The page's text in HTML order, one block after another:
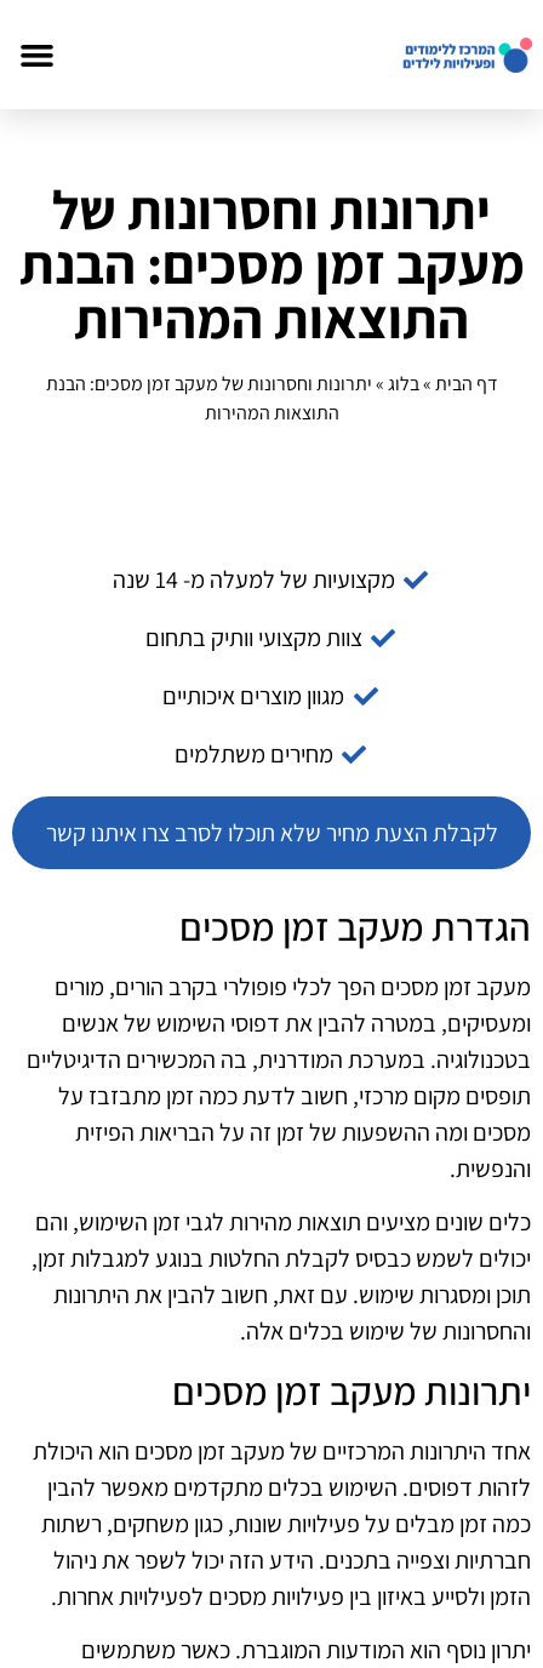
יתרונות וחסרונות של
מעקב זמן מסכים: הבנת
התוצאות המהירות
דף הבית»בלוג»יתרונות וחסרונות של מעקב זמן מסכים: הבנת
התוצאות המהירות
מקצועיות של למעלה מ- 14 שנה
צוות מקצועי וותיק בתחום
מגוון מוצרים איכותיים
מחירים משתלמים
לקבלת הצעת מחיר שלא תוכלו לסרב צרו איתנו קשר
הגדרת מעקב זמן מסכים
מעקב זמן מסכים הפך לכלי פופולרי בקרב הורים, מורים
ומעסיקים, במטרה להבין את דפוסי השימוש של אנשים
בטכנולוגיה. במערכת המודרנית, בה המכשירים הדיגיטליים
תופסים מקום מרכזי, חשוב לדעת כמה זמן מתבזבז על
מסכים ומה ההשפעות של זמן זה על הבריאות הפיזית
והנפשית.
כלים שונים מציעים תוצאות מהירות לגבי זמן השימוש, והם
יכולים לשמש כבסיס לקבלת החלטות בנוגע למגבלות זמן,
תוכן ומסגרות שימוש. עם זאת, חשוב להבין את היתרונות
והחסרונות של שימוש בכלים אלה.
יתרונות מעקב זמן מסכים
אחד היתרונות המרכזיים של מעקב זמן מסכים הוא היכולת
לזהות דפוסים. השימוש בכלים מתקדמים מאפשר להבין
כמה זמן מבלים על פעילויות שונות, כגון משחקים, רשתות
חברתיות וצפייה בתכנים. הידע הזה יכול לשפר את ניהול
הזמן ולסייע באיזון בין פעילויות מסכים לפעילויות אחרות.
יתרון נוסף הוא המודעות המוגברת. כאשר משתמשים